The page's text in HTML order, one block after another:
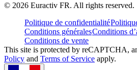
© 2026 Euractiv FR. All rights reserved.
Politique de confidentialité
Conditions généralesConditions
Conditions de vente
This site is protected by reCAPTCHA,
Policy and Terms of Service apply.